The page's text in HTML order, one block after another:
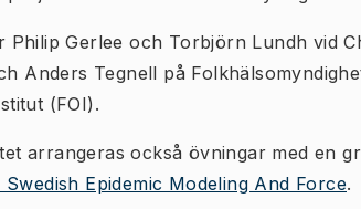
Philip Gerlee och Torbjörn Lundh vid
Anders Tegnell på
(FOI).
arrangeras också övningar med en
Swedish Epidemic Modeling And Force.